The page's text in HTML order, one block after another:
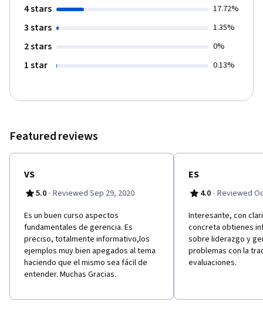
4 stars 17.72%
3 stars 1.35%
2 stars 0%
1 star 0.13%
Featured reviews
VS
5.0 · Reviewed Sep 29, 2020
Es un buen curso aspectos
fundamentales de gerencia. Es
preciso, totalmente informativo,los
ejemplos muy bien apegados al tema
haciendo que el mismo sea fácil de
entender. Muchas Gracias.
ES
4.0 · Reviewed
Interesante, con
concreta obtienes
sobre liderazgo y
problemas con la
evaluaciones.